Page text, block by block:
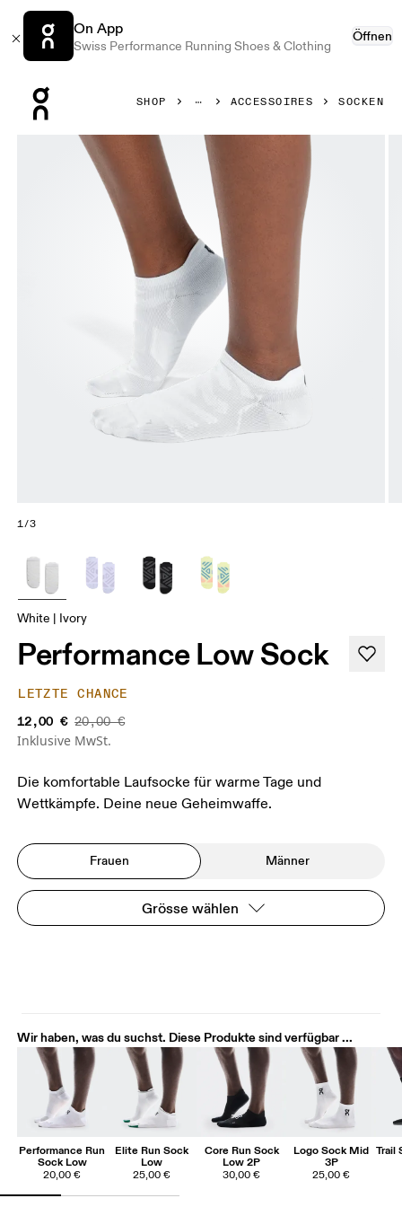
On App
Swiss Performance Running Shoes & Clothing
Öffnen
SHOP ACCESSOIRES SOCKEN
Bild 1 von 3 in der Produktgalerie On Performance Low
1/3
White | Ivory
Performance Low Sock
LETZTE CHANCE
12,00 € 20,00 €
Inklusive MwSt.
Die komfortable Laufsocke für warme Tage und
Wettkämpfe. Deine neue Geheimwaffe.
Frauen Männer
Grösse wählen
Wir haben, was du suchst. Diese Produkte sind verfügbar ...
Performance Run
Sock Low
20,00 €
Elite Run Sock
Low
25,00 €
Core Run Sock
Low 2P
30,00 €
Logo Sock Mid
3P
25,00 €
Trail